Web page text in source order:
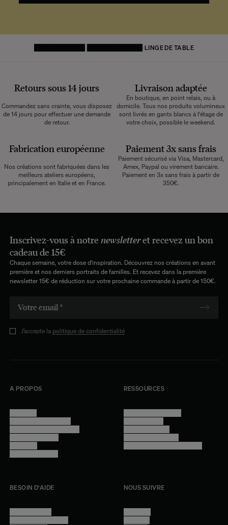
LINGE DE TABLE
Retours sous 14 jours
Commandez sans crainte, vous disposez
de 14 jours pour effectuer une demande
de retour.
Livraison adaptée
En boutique, en point relais, ou à
domicile. Tous nos produits volumineux
sont livrés en gants blancs à l'étage de
votre choix, possible le weekend.
Fabrication européenne
Nos créations sont fabriquées dans les
meilleurs ateliers européens,
principalement en Italie et en France.
Paiement 3x sans frais
Paiement sécurisé via Visa, Mastercard,
Amex, Paypal ou virement bancaire.
Paiement en 3x sans frais à partir de
350€.
Inscrivez-vous à notre newsletteret recevez un bon
cadeau de 15€
Chaque semaine, votre dose d'inspiration. Découvrez nos créations en avant
première et nos derniers portraits de familles. Et recevez dans la première
newsletter 15€ de réduction sur votre prochaine commande à partir de 150€.
J’accepte la politique de confidentialité
A PROPOS RESSOURCES
BESOIN D'AIDE NOUS SUIVRE